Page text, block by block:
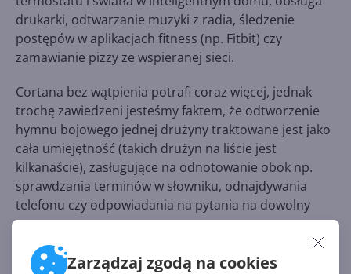
Zarządzaj zgodą na cookies
drukarki, odtwarzanie muzyki z radia, śledzenie
postępów w aplikacjach fitness (np. Fitbit) czy
zamawianie pizzy ze wspieranej sieci.
Cortana bez wątpienia potrafi coraz więcej, jednak
trochę zawiedzeni jesteśmy faktem, że odtworzenie
hymnu bojowego jednej drużyny traktowane jest jako
cała umiejętność (takich drużyn na liście jest
kilkanaście), zasługujące na odnotowanie obok np.
sprawdzania terminów w słowniku, odnajdywania
telefonu czy odpowiadania na pytania na dowolny
temat.